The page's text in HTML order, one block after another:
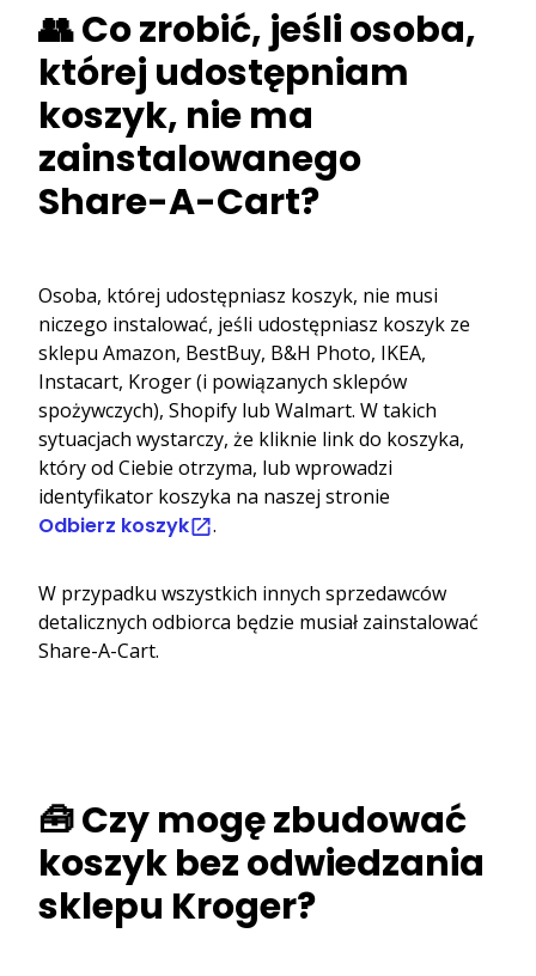
👥 Co zrobić, jeśli osoba,
której udostępniam
koszyk, nie ma
zainstalowanego
Share-A-Cart?
Osoba, której udostępniasz koszyk, nie musi
niczego instalować, jeśli udostępniasz koszyk ze
sklepu Amazon, BestBuy, B&H Photo, IKEA,
Instacart, Kroger (i powiązanych sklepów
spożywczych), Shopify lub Walmart. W takich
sytuacjach wystarczy, że kliknie link do koszyka,
który od Ciebie otrzyma, lub wprowadzi
identyfikator koszyka na naszej stronie
Odbierz koszyk .
W przypadku wszystkich innych sprzedawców
detalicznych odbiorca będzie musiał zainstalować
Share-A-Cart.
🧰 Czy mogę zbudować
koszyk bez odwiedzania
sklepu Kroger?